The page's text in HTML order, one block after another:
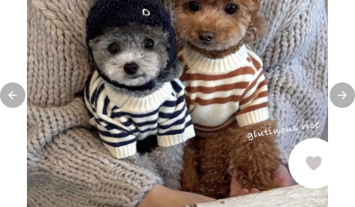
Previous slide